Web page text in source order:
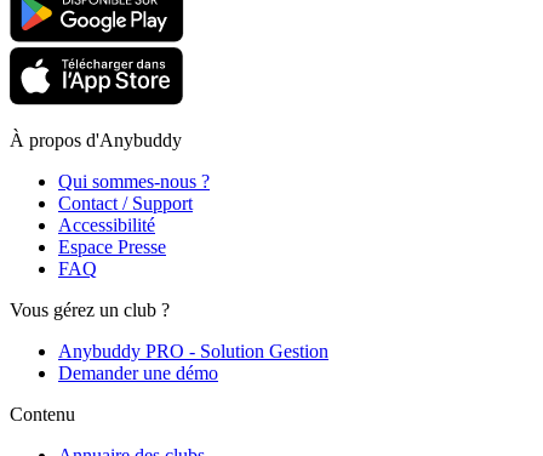
À propos d'Anybuddy
Qui sommes-nous ?
Contact / Support
Accessibilité
Espace Presse
FAQ
Vous gérez un club ?
Anybuddy PRO - Solution Gestion
Demander une démo
Contenu